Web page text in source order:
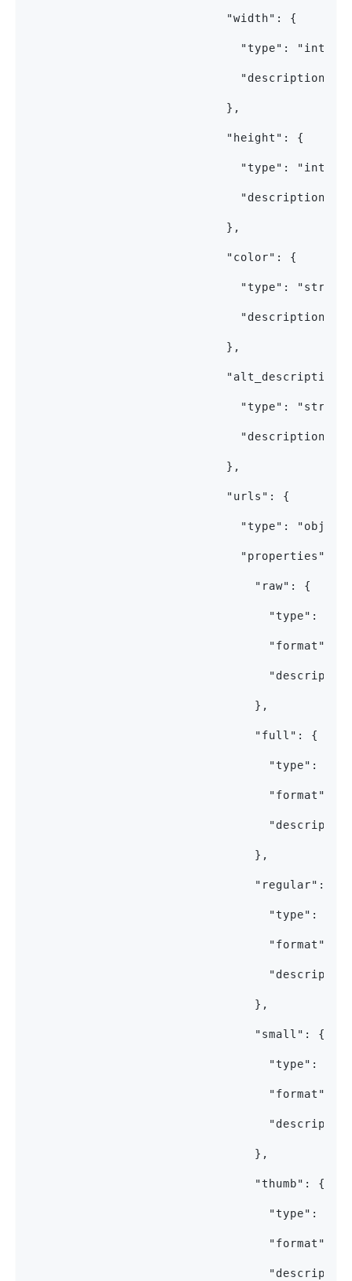
                            "width": {
"type":
"description":
                            },
                            "height": {
"type":
"description":
                            },
                            "color": {
"type":
"description":
                            },
"type":
"description":
                            },
                            "urls": {
"type":
                              "properties": {
                                "raw": {
"type":
"format":
                                },
                                "full": {
"type":
"format":
                                },
                                "regular": {
"type":
"format":
                                },
                                "small": {
"type":
"format":
                                },
                                "thumb": {
"type":
"format":